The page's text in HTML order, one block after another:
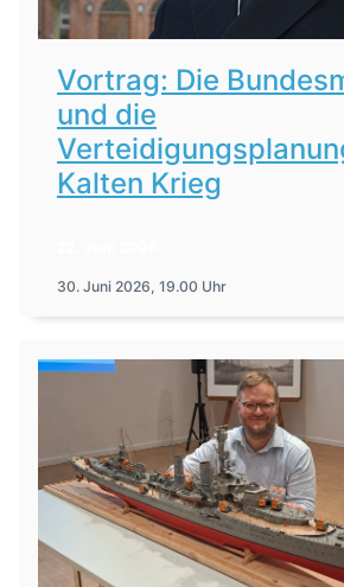
Vortrag: Die
und die
Kalten Krieg
30. Juni 2026, 19.00 Uhr